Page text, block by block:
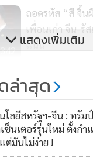
ปิดกว้างครั้งใหญ่ผลัก
พรรคการเมืองจากแ
างยุทธศาสตร์การพัฒ
ละร่วมสร้างการพัฒ
ผน ซึ่งเป็นเป้าหมายให
ถอดรหัส “สี จิ้น
เพื่อนเก่า จีน-รั
แน่น
เค่อเฉียง” เป็นค
แสดงเพิ่มเติม
ล่าสุด
โลยีสหรัฐฯ-จีน : ทรัม
นเตอร์รุ่นใหม่ ตั้งกำ
ต่มันไม่ง่าย !